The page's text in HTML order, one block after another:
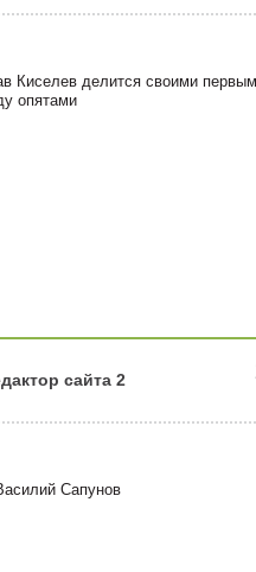
Киселев делится своими
опятами
сайта 2
Сапунов